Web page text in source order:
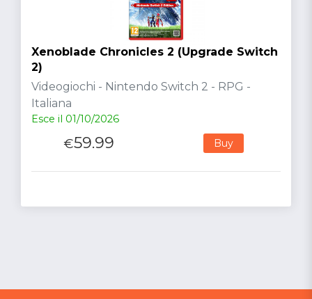
Xenoblade Chronicles 2 (Upgrade Switch
2)
Videogiochi - Nintendo Switch 2 - RPG -
Italiana
Esce il 01/10/2026
€59.99 Buy